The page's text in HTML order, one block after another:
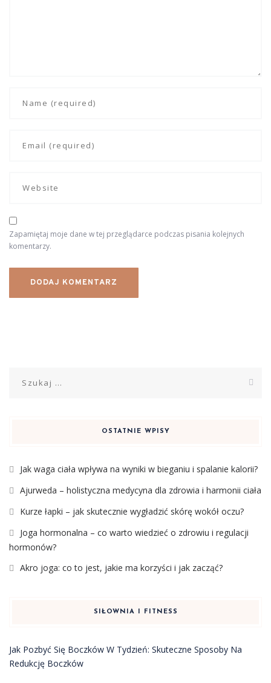
Zapamiętaj moje dane w tej przeglądarce podczas pisania kolejnych
komentarzy.
OSTATNIE WPISY
Jak waga ciała wpływa na wyniki w bieganiu i spalanie kalorii?
Ajurweda – holistyczna medycyna dla zdrowia i harmonii ciała
Kurze łapki – jak skutecznie wygładzić skórę wokół oczu?
Joga hormonalna – co warto wiedzieć o zdrowiu i regulacji
hormonów?
Akro joga: co to jest, jakie ma korzyści i jak zacząć?
SIŁOWNIA I FITNESS
Jak Pozbyć Się Boczków W Tydzień: Skuteczne Sposoby Na
Redukcję Boczków